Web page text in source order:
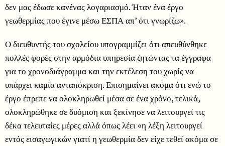
δεν μας έδωσε κανένας λογαριασμό. Ήταν ένα έργο
γεωθερμίας που έγινε μέσω ΕΣΠΑ απ’ ότι γνωρίζω».
Ο διευθυντής του σχολείου υπογραμμίζει ότι απευθύνθηκε
πολλές φορές στην αρμόδια υπηρεσία ζητώντας τα έγγραφα
για το χρονοδιάγραμμα και την εκτέλεση του χωρίς να
υπάρχει καμία ανταπόκριση. Επισημαίνει ακόμα ότι ενώ το
έργο έπρεπε να ολοκληρωθεί μέσα σε ένα χρόνο, τελικά,
ολοκληρώθηκε σε δυόμιση και ξεκίνησε να λειτουργεί τις
δέκα τελευταίες μέρες αλλά όπως λέει «η λέξη λειτουργεί
εντός εισαγωγικών γιατί η γεωθερμία δεν είχε τεθεί ακόμα σε